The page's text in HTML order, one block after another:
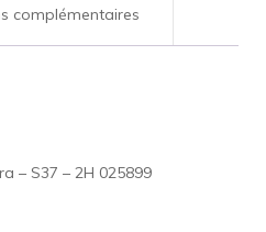
complémentaires
– S37 – 2H 025899